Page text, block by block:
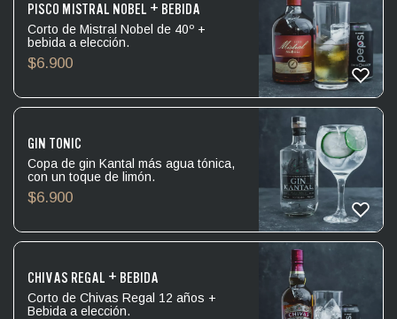
PISCO MISTRAL NOBEL + BEBIDA
Corto de Mistral Nobel de 40º +
bebida a elección.
$6.900
GIN TONIC
Copa de gin Kantal más agua tónica,
con un toque de limón.
$6.900
CHIVAS REGAL + BEBIDA
Corto de Chivas Regal 12 años +
Bebida a elección.